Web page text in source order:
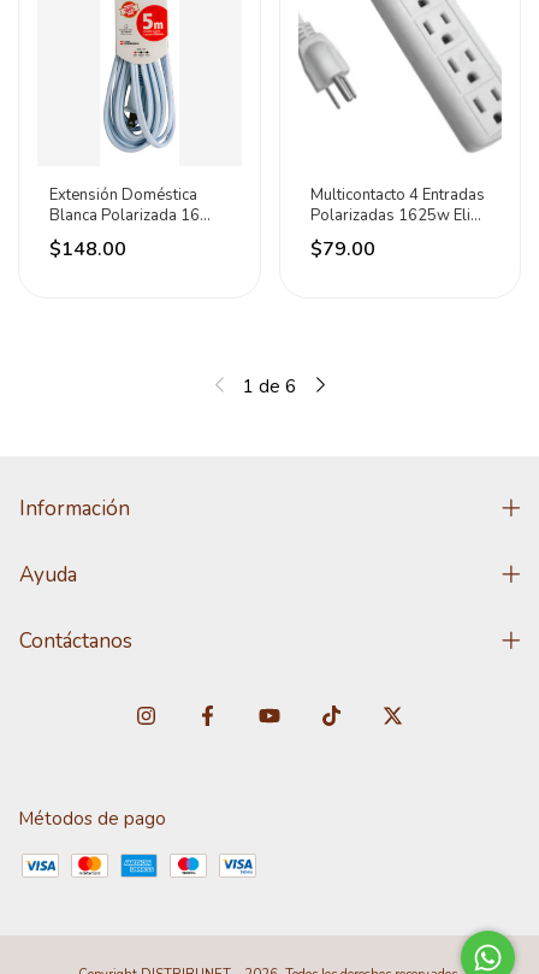
Extensión Doméstica
Blanca Polarizada 16
Awg 5 Metros Iusa
Blanco
$148.00
Multicontacto 4 Entradas
Polarizadas 1625w Eli
Electric Blanco
$79.00
1 de 6
Información
Ayuda
Contáctanos
Métodos de pago